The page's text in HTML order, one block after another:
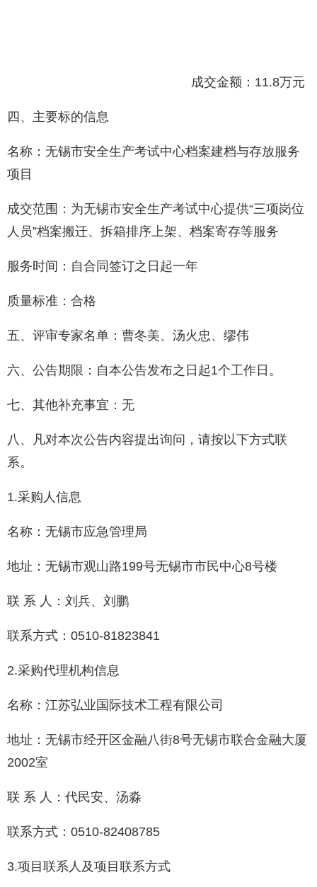
成交金额：11.8万元
四、主要标的信息
名称：无锡市安全生产考试中心档案建档与存放服务
项目
成交范围：为无锡市安全生产考试中心提供“三项岗位
人员”档案搬迁、拆箱排序上架、档案寄存等服务
服务时间：自合同签订之日起一年
质量标准：合格
五、评审专家名单：曹冬美、汤火忠、缪伟
六、公告期限：自本公告发布之日起1个工作日。
七、其他补充事宜：无
八、凡对本次公告内容提出询问，请按以下方式联
系。
1.采购人信息
名称：无锡市应急管理局
地址：无锡市观山路199号无锡市市民中心8号楼
联 系 人：刘兵、刘鹏
联系方式：0510-81823841
2.采购代理机构信息
名称：江苏弘业国际技术工程有限公司
地址：无锡市经开区金融八街8号‌‌无锡市联合金融大厦
2002室
联 系 人：代民安、汤淼
联系方式：0510-82408785
3.项目联系人及项目联系方式